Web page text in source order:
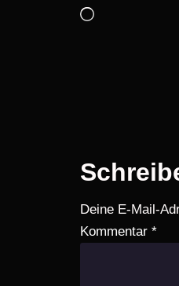
Deine E-Mail-
Kommentar *